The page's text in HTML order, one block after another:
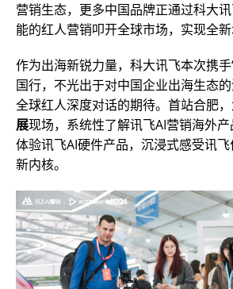
营销生态，更多中国品牌正通过科大
能的红人营销叩开全球市场，实现全新
作为出海新锐力量，科大讯飞本次携手
国行，不光出于对中国企业出海生态
全球红人深度对话的期待。首站合肥
展现场，系统性了解讯飞AI营销海外
体验讯飞AI硬件产品，沉浸式感受讯
新内核。